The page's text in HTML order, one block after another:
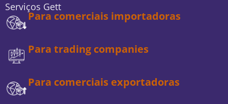
Serviços Gett
Para comerciais importadoras
Para trading companies
Para comerciais exportadoras